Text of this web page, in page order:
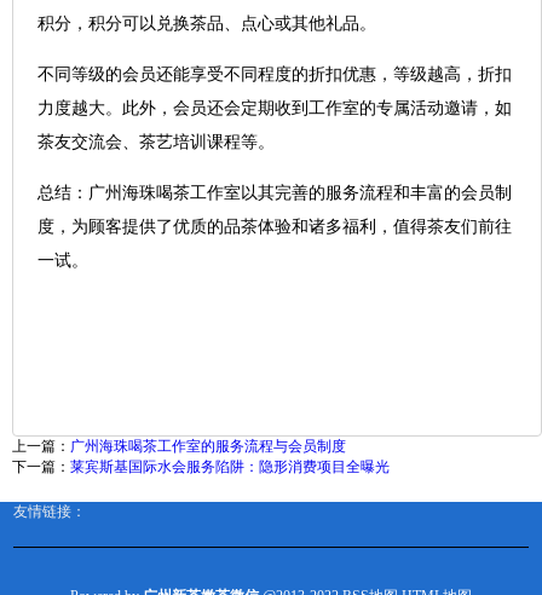
积分，积分可以兑换茶品、点心或其他礼品。
不同等级的会员还能享受不同程度的折扣优惠，等级越高，折扣
力度越大。此外，会员还会定期收到工作室的专属活动邀请，如
茶友交流会、茶艺培训课程等。
总结：广州海珠喝茶工作室以其完善的服务流程和丰富的会员制
度，为顾客提供了优质的品茶体验和诸多福利，值得茶友们前往
一试。
上一篇： 广州海珠喝茶工作室的服务流程与会员制度
下一篇： 莱宾斯基国际水会服务陷阱：隐形消费项目全曝光
友情链接：